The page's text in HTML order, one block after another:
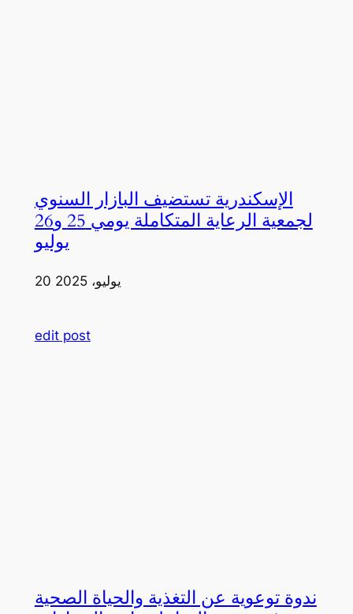
الإسكندرية تستضيف البازار السنوي
لجمعية الرعاية المتكاملة يومي 25 و26
يوليو
20 يوليو، 2025
edit post
ندوة توعوية عن التغذية والحياة الصحية